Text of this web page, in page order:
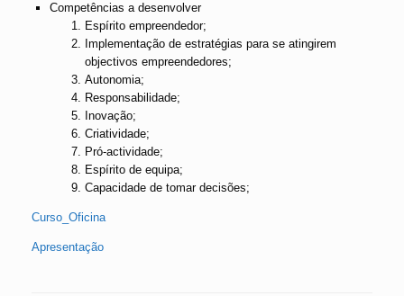
Competências a desenvolver
Espírito empreendedor;
Implementação de estratégias para se atingirem
objectivos empreendedores;
Autonomia;
Responsabilidade;
Inovação;
Criatividade;
Pró-actividade;
Espírito de equipa;
Capacidade de tomar decisões;
Curso_Oficina
Apresentação